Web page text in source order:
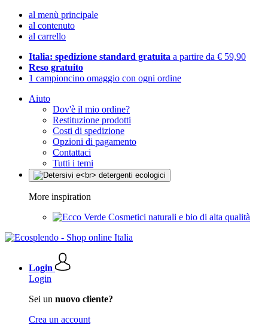
al menù principale
al contenuto
al carrello
Italia: spedizione standard gratuita a partire da € 59,90
Reso gratuito
1 campioncino omaggio con ogni ordine
Aiuto
Dov'è il mio ordine?
Restituzione prodotti
Costi di spedizione
Opzioni di pagamento
Contattaci
Tutti i temi
More inspiration
Cosmetici naturali e bio di alta qualità
Login
Login
Sei un nuovo cliente?
Crea un account